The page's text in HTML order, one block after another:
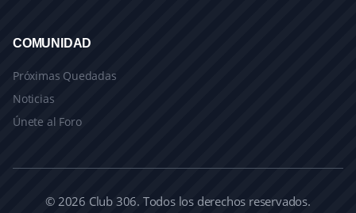
COMUNIDAD
Próximas Quedadas
Noticias
Únete al Foro
© 2026 Club 306. Todos los derechos reservados.